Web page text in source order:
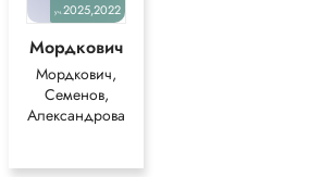
уч.2025,2022
Мордкович
Мордкович,
Семенов,
Александрова